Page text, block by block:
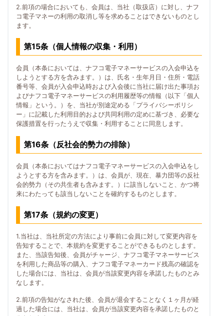
2.前項の場合においても、会員は、当社（取扱店）に対し、ナフ
コ電子マネーの利用の取消し等を求めることはできないものとし
ます。
第15条（個人情報の収集・利用）
会員（本条においては、ナフコ電子マネーサービスの入会申込を
しようとする方を含みます。）は、氏名・生年月日・住所・電話
番号等、会員が入会申込時および入会後に当社に届け出た事項お
よびナフコ電子マネーサービスの利用履歴等の情報（以下「個人
情報」という。）を、当社が別途定める「プライバシーポリシ
ー」に記載した利用目的および共同利用の定めに基づき、必要な
保護措置を行ったうえで収集・利用することに同意します。
第16条（反社会的勢力の排除）
会員（本条においてはナフコ電子マネーサービスの入会申込をし
ようとする方を含みます。）は、会員が、現在、暴力団等の反社
会的勢力（その共生者も含みます。）に該当しないこと、かつ将
来にわたっても該当しないことを確約するものとします。
第17条（規約の変更）
1.当社は、当社所定の方法により事前に会員に対して変更内容を
告知することで、本規約を変更することができるものとします。
また、当該告知後、会員がチャージ、ナフコ電子マネーサービス
を利用した商品等の購入、ナフコ電子マネーカード残高の確認を
した場合には、当社は、会員が当該変更内容を承諾したものとみ
なします。
2.前項の告知がなされた後、会員が退会することなく１ヶ月が経
過した場合には、当社は、会員が当該変更内容を承諾したものと